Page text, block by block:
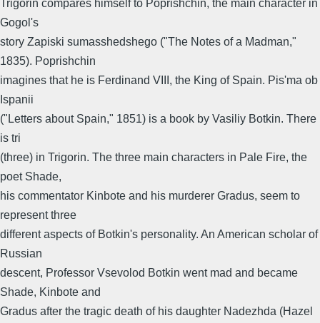
Trigorin compares himself to Poprishchin, the main character in
Gogol's
story Zapiski sumasshedshego ("The Notes of a Madman,"
1835). Poprishchin
imagines that he is Ferdinand VIII, the King of Spain. Pis'ma ob
Ispanii
("Letters about Spain," 1851) is a book by Vasiliy Botkin. There
is tri
(three) in Trigorin. The three main characters in Pale Fire, the
poet Shade,
his commentator Kinbote and his murderer Gradus, seem to
represent three
different aspects of Botkin's personality. An American scholar of
Russian
descent, Professor Vsevolod Botkin went mad and became
Shade, Kinbote and
Gradus after the tragic death of his daughter Nadezhda (Hazel